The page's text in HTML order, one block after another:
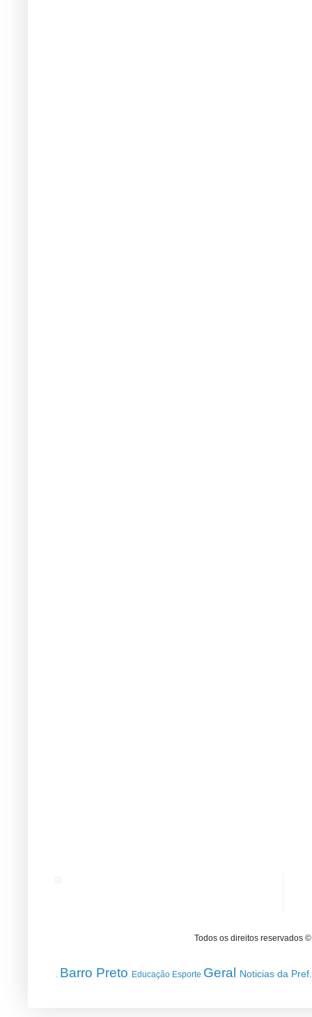
Todos os direitos reservados
Barro Preto Educação Esporte Geral Noticias da